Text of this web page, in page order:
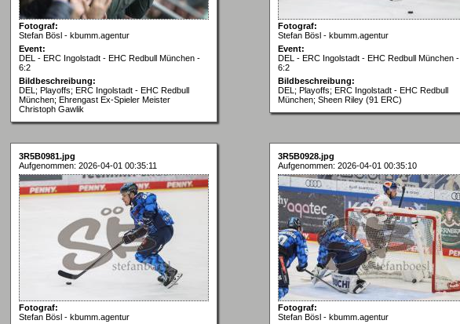
Fotograf:
Stefan Bösl - kbumm.agentur
Event:
DEL - ERC Ingolstadt - EHC Redbull München -
6:2
Bildbeschreibung:
DEL; Playoffs; ERC Ingolstadt - EHC Redbull
München; Ehrengast Ex-Spieler Meister
Christoph Gawlik
Fotograf:
Stefan Bösl - kbumm.agentur
Event:
DEL - ERC Ingolstadt - EHC Redbull München -
6:2
Bildbeschreibung:
DEL; Playoffs; ERC Ingolstadt - EHC Redbull
München; Sheen Riley (91 ERC)
3R5B0981.jpg
Aufgenommen: 2026-04-01 00:35:11
Fotograf:
Stefan Bösl - kbumm.agentur
3R5B0928.jpg
Aufgenommen: 2026-04-01 00:35:10
Fotograf:
Stefan Bösl - kbumm.agentur